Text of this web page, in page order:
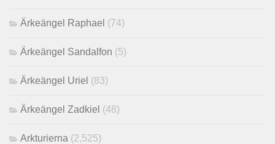
Ärkeängel Raphael (74)
Ärkeängel Sandalfon (5)
Ärkeängel Uriel (83)
Ärkeängel Zadkiel (48)
Arkturierna (2,525)